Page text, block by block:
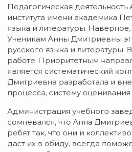
Педагогическая
института имени академика
языка и литературы.
Ученикам Анны Дмитриевны
русского языка и литературы.
работе. Приоритетным
является систематический
Дмитриевна разработала и
процесса, систему
Администрация учебного
сомневался, что Анна
ребят так, что они и
даст их в обиду, всегда